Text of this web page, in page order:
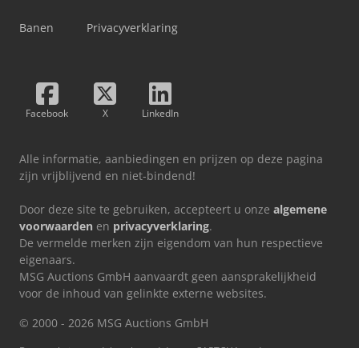
Banen Privacyverklaring
Facebook X LinkedIn
Alle informatie, aanbiedingen en prijzen op deze pagina
zijn vrijblijvend en niet-bindend!
Door deze site te gebruiken, accepteert u onze algemene
voorwaarden en privacyverklaring.
De vermelde merken zijn eigendom van hun respectieve
eigenaars.
MSG Auctions GmbH aanvaardt geen aansprakelijkheid
voor de inhoud van gelinkte externe websites.
© 2000 - 2026 MSG Auctions GmbH